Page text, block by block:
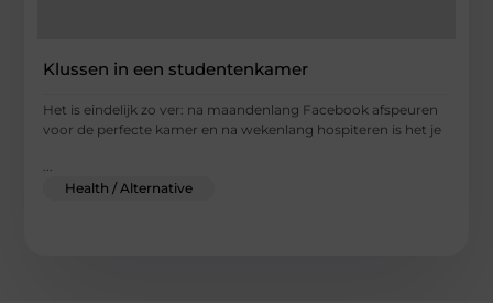
Klussen in een studentenkamer
Het is eindelijk zo ver: na maandenlang Facebook afspeuren
voor de perfecte kamer en na wekenlang hospiteren is het je
Health / Alternative